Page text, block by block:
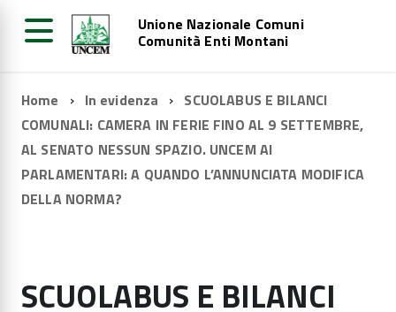
Unione Nazionale Comuni
Comunità Enti Montani
Home In evidenza
SCUOLABUS E BILANCI
COMUNALI: CAMERA IN FERIE FINO AL 9 SETTEMBRE,
AL SENATO NESSUN SPAZIO. UNCEM AI
PARLAMENTARI: A QUANDO L’ANNUNCIATA MODIFICA
DELLA NORMA?
SCUOLABUS E BILANCI